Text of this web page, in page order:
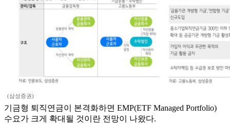
(삼성증권)
기금형 퇴직연금이 본격화하면 EMP(ETF Managed Portfolio)
수요가 크게 확대될 것이란 전망이 나왔다.